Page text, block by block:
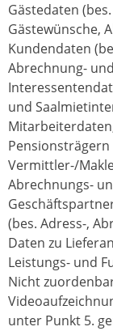
Gästedaten
Gästewünsche,
Kundendaten
Abrechnung-
und
Vermittler-/
Abrechnungs-
(bes. Adress-,
Daten zu
Leistungs- und
Nicht
unter Punkt 5.